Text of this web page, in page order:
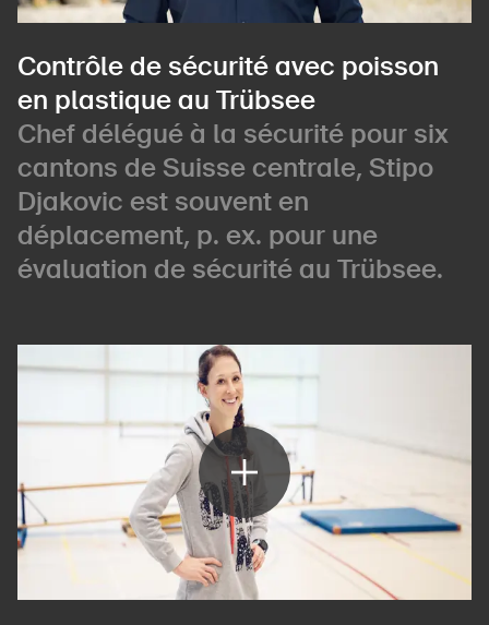
DE FR IT EN
S'abonner à la newsletter
Contrôle de sécurité avec poisson
en plastique au Trübsee
Chef délégué à la sécurité pour six
cantons de Suisse centrale, Stipo
Djakovic est souvent en
déplacement, p. ex. pour une
évaluation de sécurité au Trübsee.